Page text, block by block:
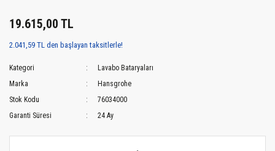
19.615,00 TL
2.041,59 TL den başlayan taksitlerle!
Kategori
Lavabo Bataryaları
Marka
Hansgrohe
Stok Kodu
76034000
Garanti Süresi
24 Ay